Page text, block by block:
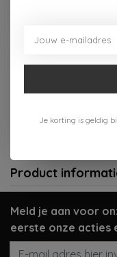
Verzenden 1-3
Product
Meld je aan voor
eerste onze acties
Je korting is geldig